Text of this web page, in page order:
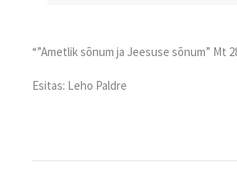
“”Ametlik sõnum ja Jeesuse sõnum” Mt
Esitas: Leho Paldre